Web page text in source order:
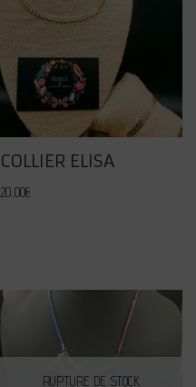
COLLIER ELISA
20,00€
RUPTURE DE STOCK